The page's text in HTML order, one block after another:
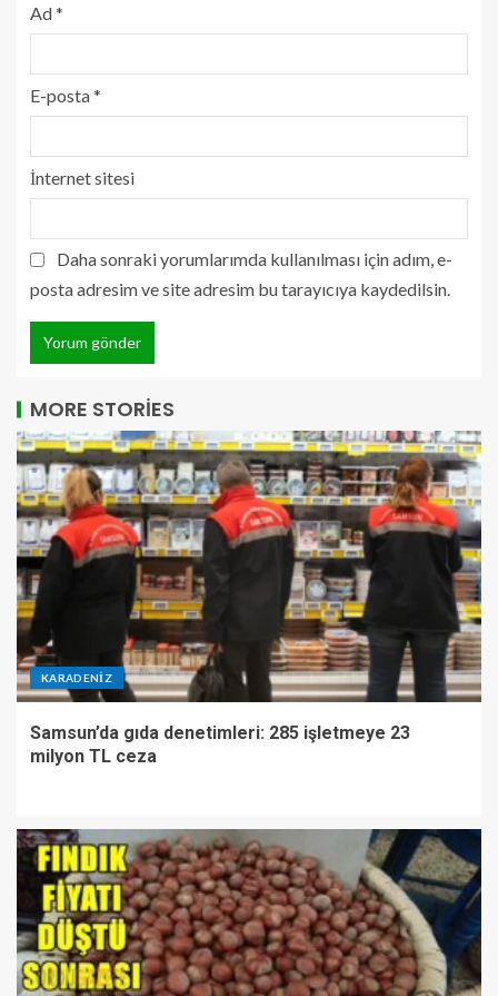
Ad*
E-posta*
İnternet sitesi
Daha sonraki yorumlarımda kullanılması için adım, e-
posta adresim ve site adresim bu tarayıcıya kaydedilsin.
MORE STORIES
KARADENIZ
Samsun’da gıda denetimleri: 285 işletmeye 23
milyon TL ceza